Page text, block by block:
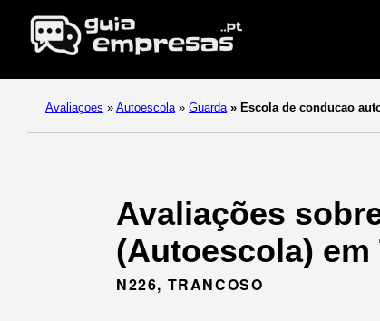
Avaliaçoes » Autoescola » Guarda » Escola de conducao
Avaliações
(Autoescola) em
N226, TRANCOSO